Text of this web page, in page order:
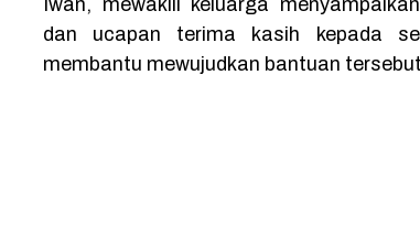
Iwan, mewakili keluarga
dan ucapan terima kasih kepada
membantu mewujudkan bantuan